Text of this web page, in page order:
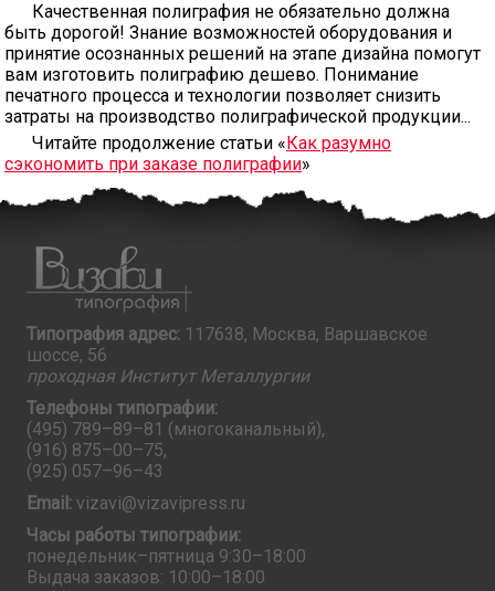
Качественная полиграфия не обязательно должна
быть дорогой! Знание возможностей оборудования и
принятие осознанных решений на этапе дизайна помогут
вам изготовить полиграфию дешево. Понимание
печатного процесса и технологии позволяет снизить
затраты на производство полиграфической продукции...
Читайте продолжение статьи « Как разумно
сэкономить при заказе полиграфии»
Типография адрес: 117638, Москва, Варшавское
шоссе, 56
проходная Институт Металлургии
Телефоны типографии:
(495) 789–89–81 (многоканальный),
(916) 875–00–75,
(925) 057–96–43
Email: vizavi@vizavipress.ru
Часы работы типографии:
понедельник–пятница 9:30–18:00
Выдача заказов: 10:00–18:00